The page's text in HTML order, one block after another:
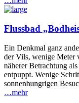
Flussbad
Ein Denkmal ganz
der Vils, wenige Meter
näherer Betrachtung
entpuppt. Wenige
sonnenhungrigen
…mehr